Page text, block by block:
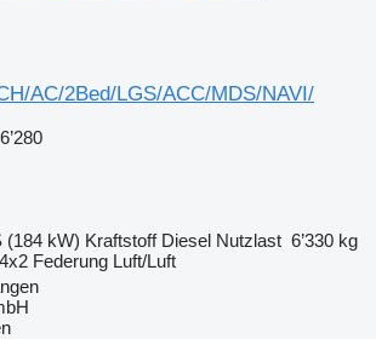
AC/2Bed/LGS/ACC/MDS/NAVI/
(184 kW) Kraftstoff Diesel Nutzlast 6’330 kg
4x2 Federung Luft/Luft